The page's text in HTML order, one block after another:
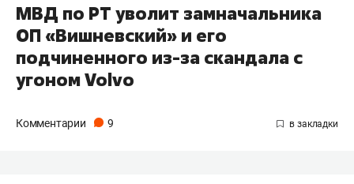
МВД по РТ уволит замначальника
ОП «Вишневский» и его
подчиненного из-за скандала с
угоном Volvo
Комментарии 9